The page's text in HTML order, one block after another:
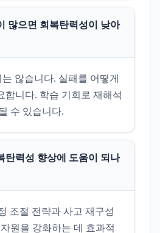
많으면 회복탄력성이 낮아
않습니다. 실패를 어떻게
합니다. 학습 기회로 재해석
수 있습니다.
탄력성 향상에 도움이 되나
조절 전략과 사고 재구성
원을 강화하는 데 효과적